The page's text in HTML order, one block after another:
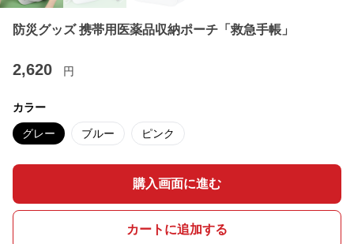
防災グッズ 携帯用医薬品収納ポーチ「救急手帳」
2,620 円
カラー
グレー ブルー ピンク
購入画面に進む
カートに追加する